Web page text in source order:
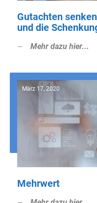
Gutachten
und die
Mehr dazu hier...
März 17, 2020
Mehrwert